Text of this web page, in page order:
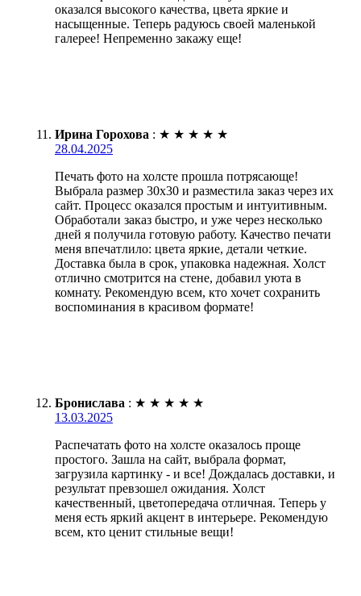
оказался высокого качества, цвета яркие и
насыщенные. Теперь радуюсь своей маленькой
галерее! Непременно закажу еще!
Ирина Горохова : ★ ★ ★ ★ ★
28.04.2025
Печать фото на холсте прошла потрясающе!
Выбрала размер 30х30 и разместила заказ через их
сайт. Процесс оказался простым и интуитивным.
Обработали заказ быстро, и уже через несколько
дней я получила готовую работу. Качество печати
меня впечатлило: цвета яркие, детали четкие.
Доставка была в срок, упаковка надежная. Холст
отлично смотрится на стене, добавил уюта в
комнату. Рекомендую всем, кто хочет сохранить
воспоминания в красивом формате!
Бронислава : ★ ★ ★ ★ ★
13.03.2025
Распечатать фото на холсте оказалось проще
простого. Зашла на сайт, выбрала формат,
загрузила картинку - и все! Дождалась доставки, и
результат превзошел ожидания. Холст
качественный, цветопередача отличная. Теперь у
меня есть яркий акцент в интерьере. Рекомендую
всем, кто ценит стильные вещи!